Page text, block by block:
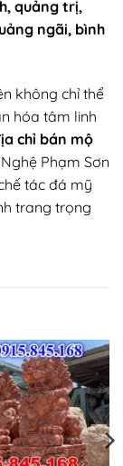
quảng trị,
ngãi, bình
không chỉ thể
hóa tâm linh
chỉ bán mộ
Phạm Sơn
tác đá mỹ
trang trọng